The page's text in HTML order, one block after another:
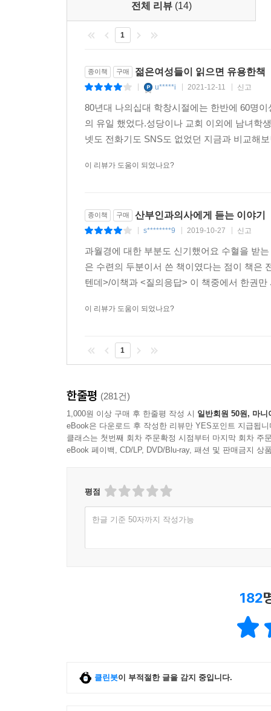
전체 리뷰 (14)
1
종이책 구매 젊은여성들이 읽으면 유용한책
u*****i 2021-12-11 신고
80년대 나의십대 학창시절에는 한반에 60명
의 유일 했었다.성당이나 교회 이외에 남녀학
넷도 전화기도 SNS도 없었던 지금과 비교해
이 리뷰가 도움이 되었나요?
종이책 구매 산부인과의사에게 듣는 이야기
s********9 2019-10-27 신고
과월경에 대한 부분도 신기했어요 수혈을 받
은 수련의 두분이서 쓴 책이였다는 점이 책은
텐데>/이책과 <질의응답> 이 책중에서 한권
이 리뷰가 도움이 되었나요?
1
한줄평 (281건)
1,000원 이상 구매 후 한줄평 작성 시 일반회원 50원, 마니
eBook은 다운로드 후 작성한 리뷰만 YES포인트 지급됩니
클래스는 첫번째 회차 주문확정 시점부터 마지막 회차 주
eBook 페이백, CD/LP, DVD/Blu-ray, 패션 및 판매금지 상
평점
한글 기준 50자까지 작성가능
182
클린봇이 부적절한 글을 감지 중입니다.